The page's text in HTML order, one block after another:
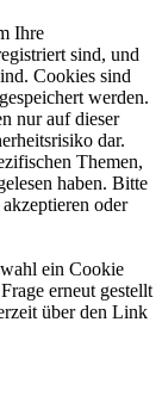
Ihre
sind, und
Cookies sind
werden.
nur auf dieser
dar.
Themen,
haben. Bitte
oder
ein Cookie
erneut gestellt
über den Link